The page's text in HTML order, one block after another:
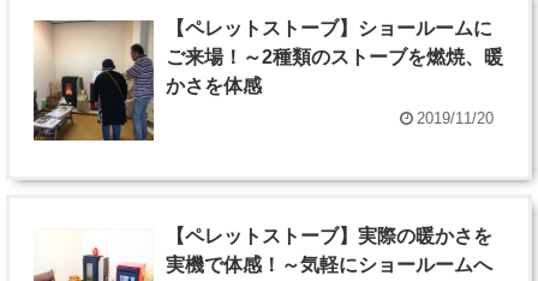
【ペレットストーブ】ショールームに
ご来場！～2種類のストーブを燃焼、暖
かさを体感
2019/11/20
【ペレットストーブ】実際の暖かさを
実機で体感！～気軽にショールームへ